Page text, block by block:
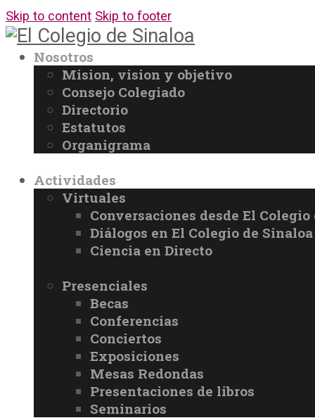
Skip to content Skip to footer
Nosotros
Mision, vision y objetivo
Consejo Colegiado
Directorio
Estatutos
Organigrama
Actividades
Virtuales
Conversaciones desde El
Diálogos en El Colegio de Sinaloa
Ciencia en Directo
Presenciales
Becas
Conferencias
Conciertos
Exposiciones
Mesas Redondas
Presentaciones de libros
Seminarios